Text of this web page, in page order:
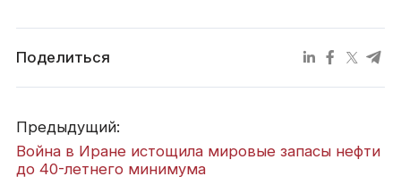
Поделиться
Предыдущий:
Война в Иране истощила мировые запасы нефти
до 40-летнего минимума